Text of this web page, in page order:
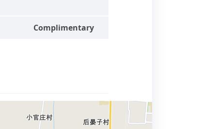
Complimentary